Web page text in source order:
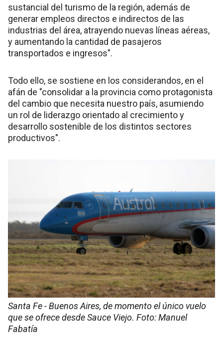
sustancial del turismo de la región, además de
generar empleos directos e indirectos de las
industrias del área, atrayendo nuevas líneas aéreas,
y aumentando la cantidad de pasajeros
transportados e ingresos".
Todo ello, se sostiene en los considerandos, en el
afán de "consolidar a la provincia como protagonista
del cambio que necesita nuestro país, asumiendo
un rol de liderazgo orientado al crecimiento y
desarrollo sostenible de los distintos sectores
productivos".
Santa Fe - Buenos Aires, de momento el único vuelo
que se ofrece desde Sauce Viejo. Foto: Manuel
Fabatía